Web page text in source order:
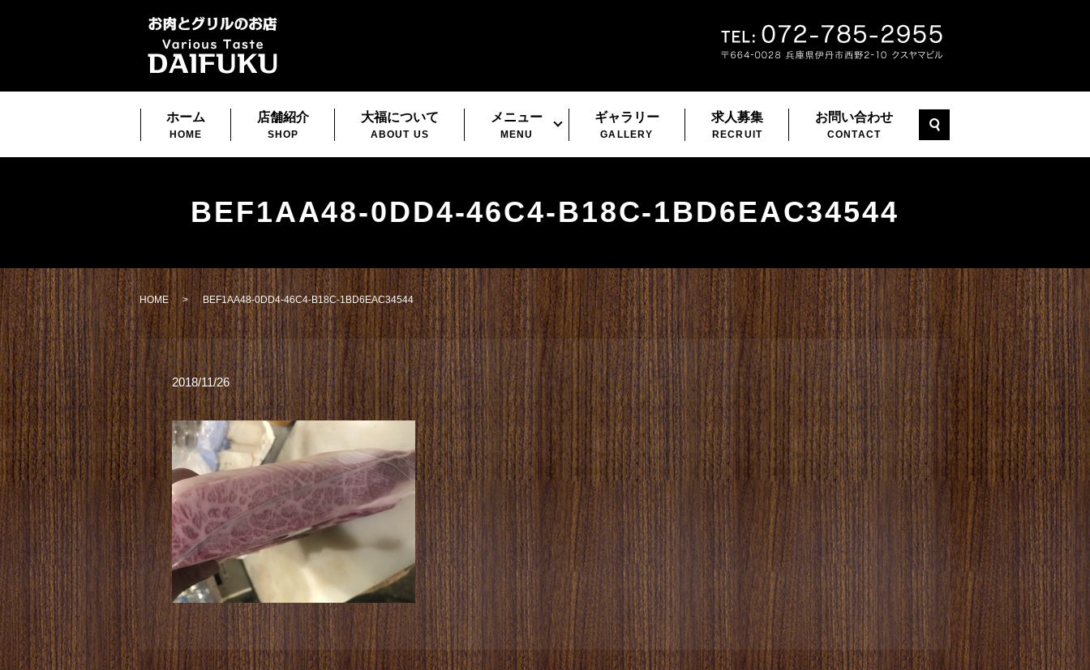
ホーム
HOME
店舗紹介
SHOP
大福について
ABOUT US
メニュー
MENU
ギャラリー
GALLERY
求人募集
RECRUIT
お問い合わせ
CONTACT
BEF1AA48-0DD4-46C4-B18C-1BD6EAC34544
HOME BEF1AA48-0DD4-46C4-B18C-1BD6EAC34544
2018/11/26